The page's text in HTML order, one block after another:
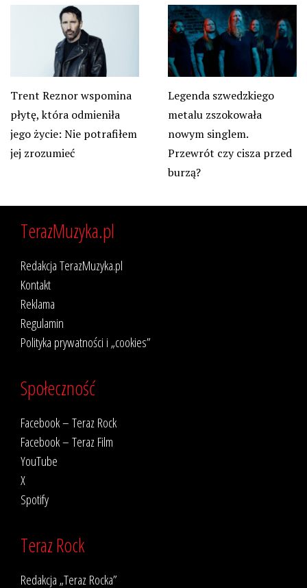
Trent Reznor wspomina
płytę, która odmieniła
jego życie: Nie potrafiłem
jej zrozumieć
Legenda szwedzkiego
metalu zszokowała
nowym singlem.
Przewrót czy cisza przed
burzą?
TerazMuzyka.pl
Redakcja TerazMuzyka.pl
Kontakt
Reklama
Regulamin
Polityka prywatności i „cookies”
Społeczność
Facebook – Teraz Rock
Facebook – Teraz Film
YouTube
X
Spotify
Teraz Rock
Redakcja „Teraz Rocka”